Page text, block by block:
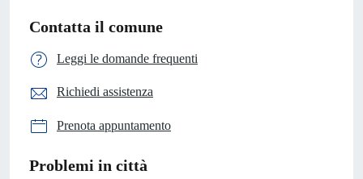
Contatta il comune
Leggi le domande frequenti
Richiedi assistenza
Prenota appuntamento
Problemi in città